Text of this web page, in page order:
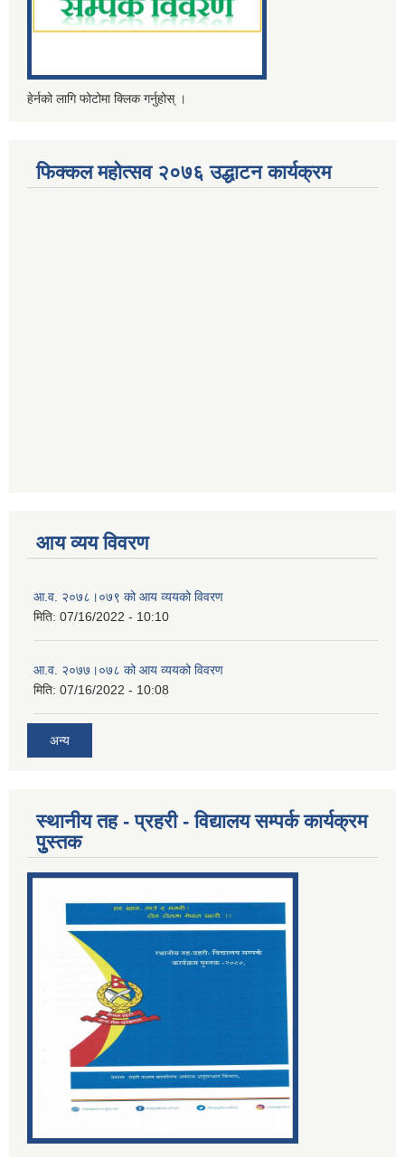
हेर्नको लागि फोटोमा क्लिक गर्नुहोस् ।
फिक्कल महोत्सव २०७६ उद्धाटन कार्यक्रम
आय व्यय विवरण
आ.व. २०७८।०७९ को आय व्ययको विवरण
मिति: 07/16/2022 - 10:10
आ.व. २०७७।०७८ को आय व्ययको विवरण
मिति: 07/16/2022 - 10:08
अन्य
स्थानीय तह - प्रहरी - विद्यालय सम्पर्क कार्यक्रम
पुुस्तक